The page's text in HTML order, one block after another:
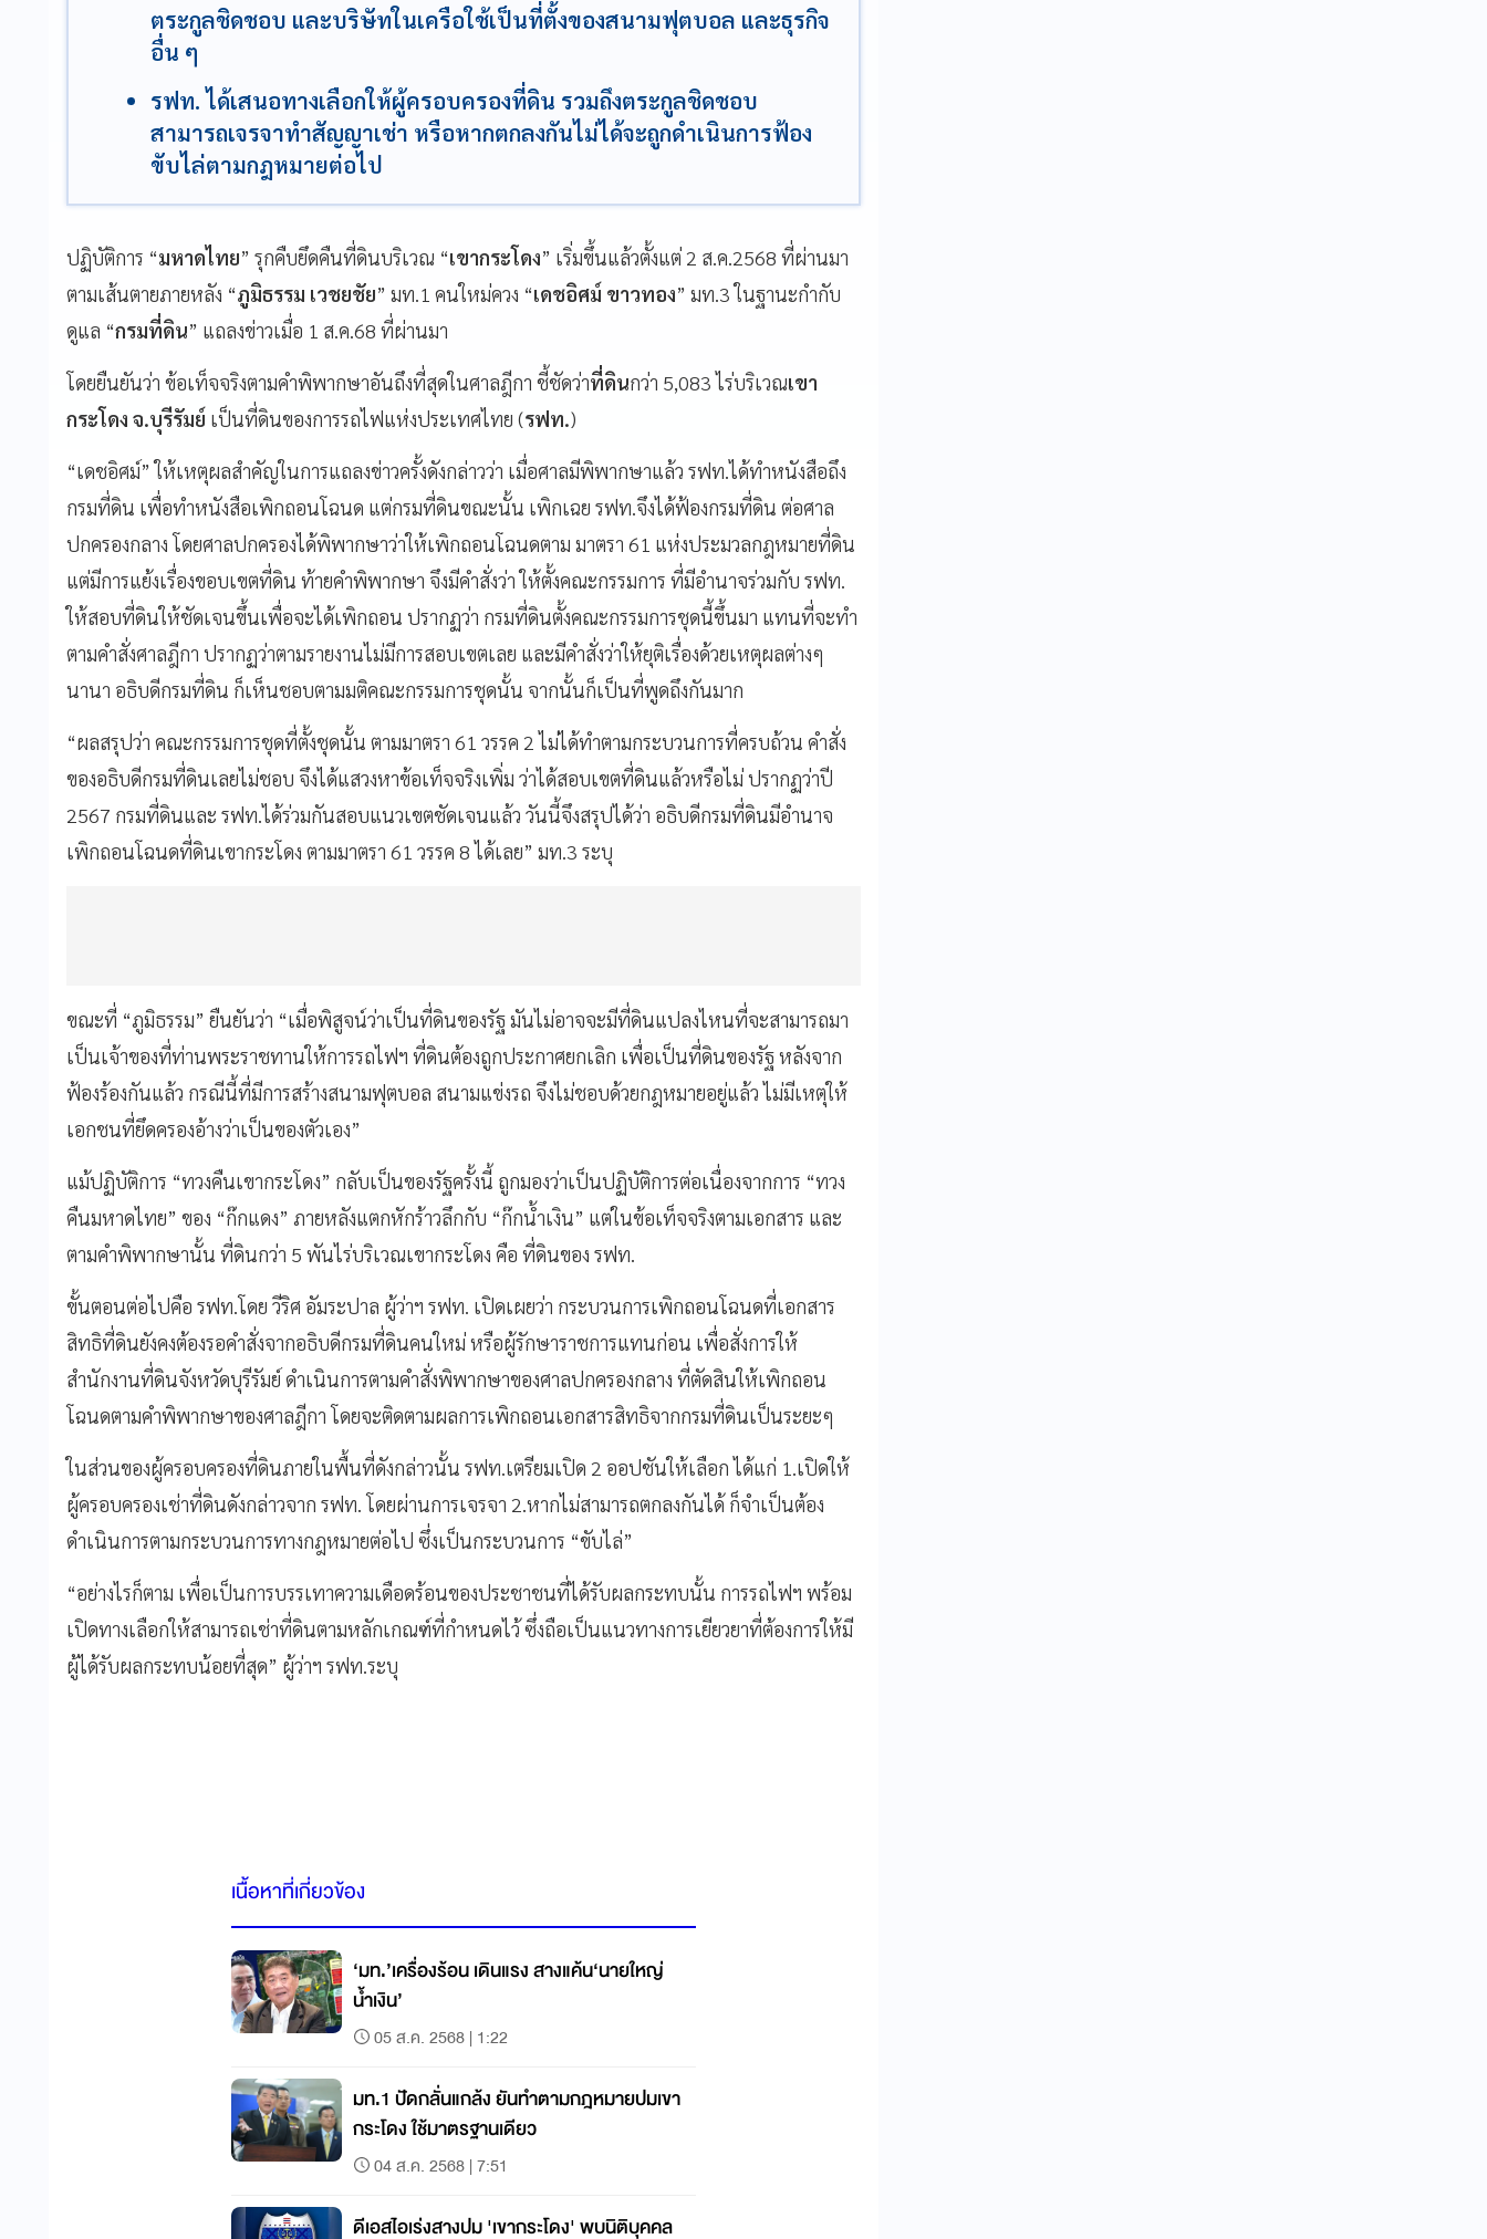
ตระกูลชิดชอบ และบริษัทในเครือใช้เป็นที่ตั้งของสนามฟุตบอล และธุรกิจ
อื่น ๆ
รฟท. ได้เสนอทางเลือกให้ผู้ครอบครองที่ดิน รวมถึงตระกูลชิดชอบ
สามารถเจรจาทำสัญญาเช่า หรือหากตกลงกันไม่ได้จะถูกดำเนินการฟ้อง
ขับไล่ตามกฎหมายต่อไป
ปฏิบัติการ “มหาดไทย” รุกคืบยึดคืนที่ดินบริเวณ “เขากระโดง” เริ่มขึ้นแล้วตั้งแต่ 2 ส.ค.2568 ที่ผ่านมา
ตามเส้นตายภายหลัง “ภูมิธรรม เวชยชัย” มท.1 คนใหม่ควง “เดชอิศม์ ขาวทอง” มท.3 ในฐานะกำกับ
ดูแล “กรมที่ดิน” แถลงข่าวเมื่อ 1 ส.ค.68 ที่ผ่านมา
โดยยืนยันว่า ข้อเท็จจริงตามคำพิพากษาอันถึงที่สุดในศาลฎีกา ชี้ชัดว่าที่ดินกว่า 5,083 ไร่บริเวณเขา
กระโดง จ.บุรีรัมย์ เป็นที่ดินของการรถไฟแห่งประเทศไทย (รฟท.)
“เดชอิศม์” ให้เหตุผลสำคัญในการแถลงข่าวครั้งดังกล่าวว่า เมื่อศาลมีพิพากษาแล้ว รฟท.ได้ทำหนังสือถึง
กรมที่ดิน เพื่อทำหนังสือเพิกถอนโฉนด แต่กรมที่ดินขณะนั้น เพิกเฉย รฟท.จึงได้ฟ้องกรมที่ดิน ต่อศาล
ปกครองกลาง โดยศาลปกครองได้พิพากษาว่าให้เพิกถอนโฉนดตาม มาตรา 61 แห่งประมวลกฎหมายที่ดิน
แต่มีการแย้งเรื่องขอบเขตที่ดิน ท้ายคำพิพากษา จึงมีคำสั่งว่า ให้ตั้งคณะกรรมการ ที่มีอำนาจร่วมกับ รฟท.
ให้สอบที่ดินให้ชัดเจนขึ้นเพื่อจะได้เพิกถอน ปรากฏว่า กรมที่ดินตั้งคณะกรรมการชุดนี้ขึ้นมา แทนที่จะทำ
ตามคำสั่งศาลฎีกา ปรากฏว่าตามรายงานไม่มีการสอบเขตเลย และมีคำสั่งว่าให้ยุติเรื่องด้วยเหตุผลต่างๆ
นานา อธิบดีกรมที่ดิน ก็เห็นชอบตามมติคณะกรรมการชุดนั้น จากนั้นก็เป็นที่พูดถึงกันมาก
“ผลสรุปว่า คณะกรรมการชุดที่ตั้งชุดนั้น ตามมาตรา 61 วรรค 2 ไม่ได้ทำตามกระบวนการที่ครบถ้วน คำสั่ง
ของอธิบดีกรมที่ดินเลยไม่ชอบ จึงได้แสวงหาข้อเท็จจริงเพิ่ม ว่าได้สอบเขตที่ดินแล้วหรือไม่ ปรากฏว่าปี
2567 กรมที่ดินและ รฟท.ได้ร่วมกันสอบแนวเขตชัดเจนแล้ว วันนี้จึงสรุปได้ว่า อธิบดีกรมที่ดินมีอำนาจ
เพิกถอนโฉนดที่ดินเขากระโดง ตามมาตรา 61 วรรค 8 ได้เลย” มท.3 ระบุ
ขณะที่ “ภูมิธรรม” ยืนยันว่า “เมื่อพิสูจน์ว่าเป็นที่ดินของรัฐ มันไม่อาจจะมีที่ดินแปลงไหนที่จะสามารถมา
เป็นเจ้าของที่ท่านพระราชทานให้การรถไฟฯ ที่ดินต้องถูกประกาศยกเลิก เพื่อเป็นที่ดินของรัฐ หลังจาก
ฟ้องร้องกันแล้ว กรณีนี้ที่มีการสร้างสนามฟุตบอล สนามแข่งรถ จึงไม่ชอบด้วยกฎหมายอยู่แล้ว ไม่มีเหตุให้
เอกชนที่ยึดครองอ้างว่าเป็นของตัวเอง”
แม้ปฏิบัติการ “ทวงคืนเขากระโดง” กลับเป็นของรัฐครั้งนี้ ถูกมองว่าเป็นปฏิบัติการต่อเนื่องจากการ “ทวง
คืนมหาดไทย” ของ “ก๊กแดง” ภายหลังแตกหักร้าวลึกกับ “ก๊กน้ำเงิน” แต่ในข้อเท็จจริงตามเอกสาร และ
ตามคำพิพากษานั้น ที่ดินกว่า 5 พันไร่บริเวณเขากระโดง คือ ที่ดินของ รฟท.
ขั้นตอนต่อไปคือ รฟท.โดย วีริศ อัมระปาล ผู้ว่าฯ รฟท. เปิดเผยว่า กระบวนการเพิกถอนโฉนดที่เอกสาร
สิทธิที่ดินยังคงต้องรอคำสั่งจากอธิบดีกรมที่ดินคนใหม่ หรือผู้รักษาราชการแทนก่อน เพื่อสั่งการให้
สำนักงานที่ดินจังหวัดบุรีรัมย์ ดำเนินการตามคำสั่งพิพากษาของศาลปกครองกลาง ที่ตัดสินให้เพิกถอน
โฉนดตามคำพิพากษาของศาลฎีกา โดยจะติดตามผลการเพิกถอนเอกสารสิทธิจากกรมที่ดินเป็นระยะๆ
ในส่วนของผู้ครอบครองที่ดินภายในพื้นที่ดังกล่าวนั้น รฟท.เตรียมเปิด 2 ออปชันให้เลือก ได้แก่ 1.เปิดให้
ผู้ครอบครองเช่าที่ดินดังกล่าวจาก รฟท. โดยผ่านการเจรจา 2.หากไม่สามารถตกลงกันได้ ก็จำเป็นต้อง
ดำเนินการตามกระบวนการทางกฎหมายต่อไป ซึ่งเป็นกระบวนการ “ขับไล่”
“อย่างไรก็ตาม เพื่อเป็นการบรรเทาความเดือดร้อนของประชาชนที่ได้รับผลกระทบนั้น การรถไฟฯ พร้อม
เปิดทางเลือกให้สามารถเช่าที่ดินตามหลักเกณฑ์ที่กำหนดไว้ ซึ่งถือเป็นแนวทางการเยียวยาที่ต้องการให้มี
ผู้ได้รับผลกระทบน้อยที่สุด” ผู้ว่าฯ รฟท.ระบุ
เนื้อหาที่เกี่ยวข้อง
‘มท.’เครื่องร้อน เดินแรง สางแค้น‘นายใหญ่
น้ำเงิน’
05 ส.ค. 2568 | 1:22
มท.1 ปัดกลั่นแกล้ง ยันทำตามกฎหมายปมเขา
กระโดง ใช้มาตรฐานเดียว
04 ส.ค. 2568 | 7:51
ดีเอสไอเร่งสางปม 'เขากระโดง' พบนิติบุคคล